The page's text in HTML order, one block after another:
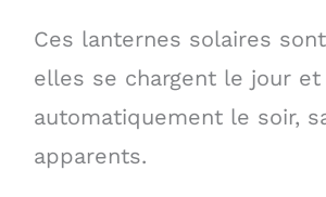
Ces lanternes solaires
elles se chargent le jour et
automatiquement le soir,
apparents.